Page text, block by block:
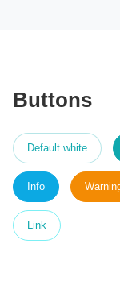
Buttons
Default white
Info
Link